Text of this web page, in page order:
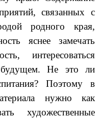
связанных с
родного края,
яснее замечать
интересоваться
Не это ли
Поэтому в
нужно как
художественные